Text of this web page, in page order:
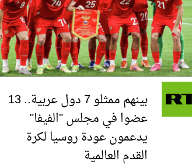
بينهم ممثلو 7 دول عربية.. 13
عضوا في مجلس "الفيفا"
يدعمون عودة روسيا لكرة
القدم العالمية